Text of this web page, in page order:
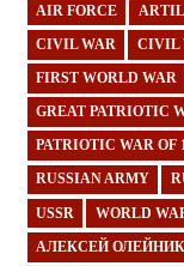
AIR FORCE
CIVIL WAR CIVIL
FIRST WORLD WAR
GREAT PATRIOTIC
PATRIOTIC WAR OF
RUSSIAN ARMY
USSR WORLD
АЛЕКСЕЙ